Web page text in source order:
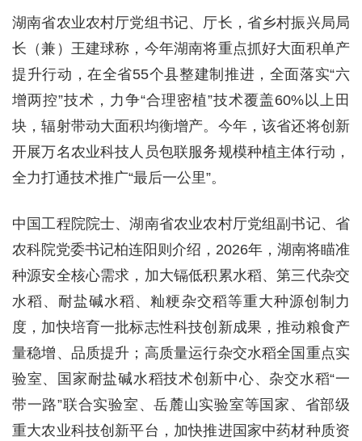
湖南省农业农村厅党组书记、厅长，省乡村振兴局局
长（兼）王建球称，今年湖南将重点抓好大面积单产
提升行动，在全省55个县整建制推进，全面落实“六
增两控”技术，力争“合理密植”技术覆盖60%以上田
块，辐射带动大面积均衡增产。今年，该省还将创新
开展万名农业科技人员包联服务规模种植主体行动，
全力打通技术推广“最后一公里”。
中国工程院院士、湖南省农业农村厅党组副书记、省
农科院党委书记柏连阳则介绍，2026年，湖南将瞄准
种源安全核心需求，加大镉低积累水稻、第三代杂交
水稻、耐盐碱水稻、籼粳杂交稻等重大种源创制力
度，加快培育一批标志性科技创新成果，推动粮食产
量稳增、品质提升；高质量运行杂交水稻全国重点实
验室、国家耐盐碱水稻技术创新中心、杂交水稻“一
带一路”联合实验室、岳麓山实验室等国家、省部级
重大农业科技创新平台，加快推进国家中药材种质资